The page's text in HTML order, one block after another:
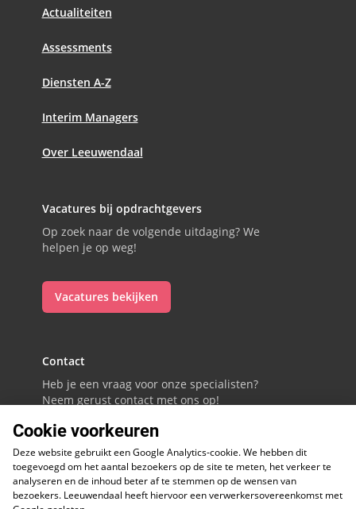
Actualiteiten
Assessments
Diensten A-Z
Interim Managers
Over Leeuwendaal
Contact
Heb je een vraag voor onze specialisten?
Neem gerust contact met ons op!
088 - 0086800
Volg ons op LinkedIn
Vacatures bij opdrachtgevers
Op zoek naar de volgende uitdaging? We
helpen je op weg!
Vacatures bekijken
Cookie voorkeuren
Deze website gebruikt een Google Analytics-cookie. We hebben dit
toegevoegd om het aantal bezoekers op de site te meten, het verkeer te
analyseren en de inhoud beter af te stemmen op de wensen van
bezoekers. Leeuwendaal heeft hiervoor een verwerkersovereenkomst met